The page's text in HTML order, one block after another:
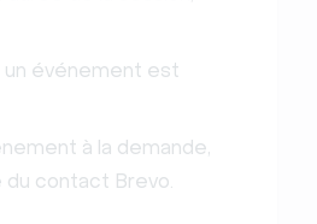
un événement est
à la demande,
contact Brevo.